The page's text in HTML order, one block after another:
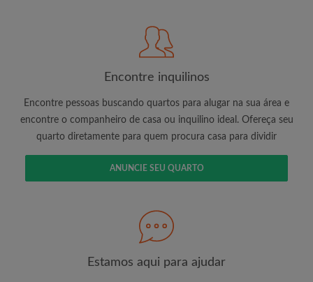
É 100% grátis!
Crie uma conta e comece a procurar
Envie mensagens ilimitadas para todos os
Solicite ilimitadas visitas aos quartos
changes de encontrar um quarto
Encontre inquilinos
Encontre pessoas buscando quartos para alugar na sua área e
encontre o companheiro de casa ou inquilino ideal. Ofereça seu
quarto diretamente para quem procura casa para dividir
ANUNCIE SEU QUARTO
Estamos aqui para ajudar